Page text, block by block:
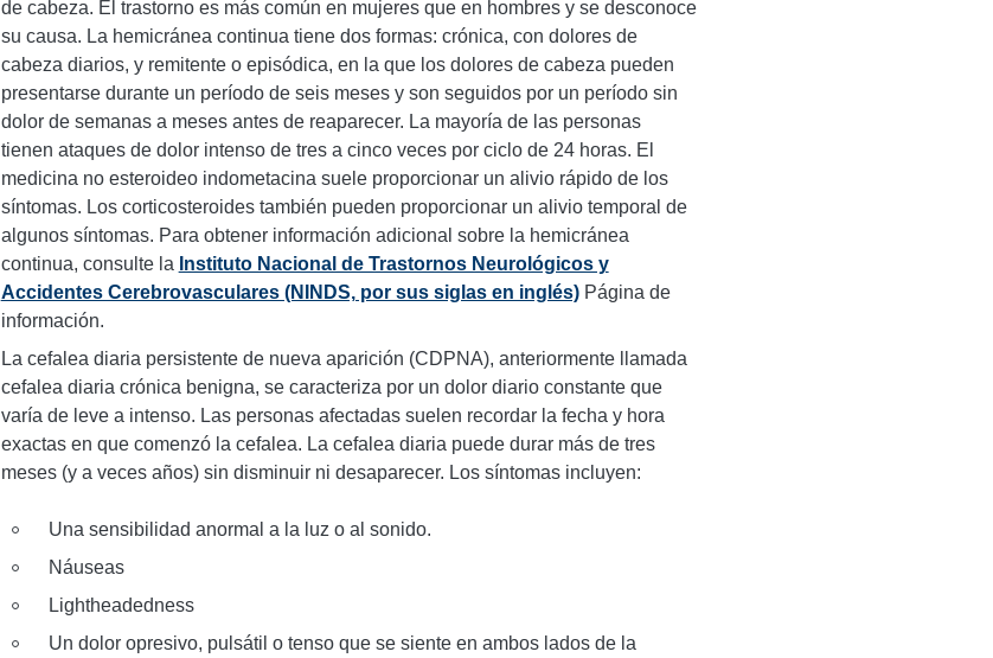
de cabeza. El trastorno es más común en mujeres que en hombres y se desconoce
su causa. La hemicránea continua tiene dos formas: crónica, con dolores de
cabeza diarios, y remitente o episódica, en la que los dolores de cabeza pueden
presentarse durante un período de seis meses y son seguidos por un período sin
dolor de semanas a meses antes de reaparecer. La mayoría de las personas
tienen ataques de dolor intenso de tres a cinco veces por ciclo de 24 horas. El
medicina no esteroideo indometacina suele proporcionar un alivio rápido de los
síntomas. Los corticosteroides también pueden proporcionar un alivio temporal de
algunos síntomas. Para obtener información adicional sobre la hemicránea
continua, consulte la Instituto Nacional de Trastornos Neurológicos y
Accidentes Cerebrovasculares (NINDS, por sus siglas en inglés)Página de
información.
La cefalea diaria persistente de nueva aparición (CDPNA), anteriormente llamada
cefalea diaria crónica benigna, se caracteriza por un dolor diario constante que
varía de leve a intenso. Las personas afectadas suelen recordar la fecha y hora
exactas en que comenzó la cefalea. La cefalea diaria puede durar más de tres
meses (y a veces años) sin disminuir ni desaparecer. Los síntomas incluyen:
Una sensibilidad anormal a la luz o al sonido.
Náuseas
Lightheadedness
Un dolor opresivo, pulsátil o tenso que se siente en ambos lados de la